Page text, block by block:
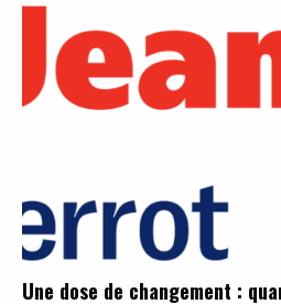
Une dose de changement :